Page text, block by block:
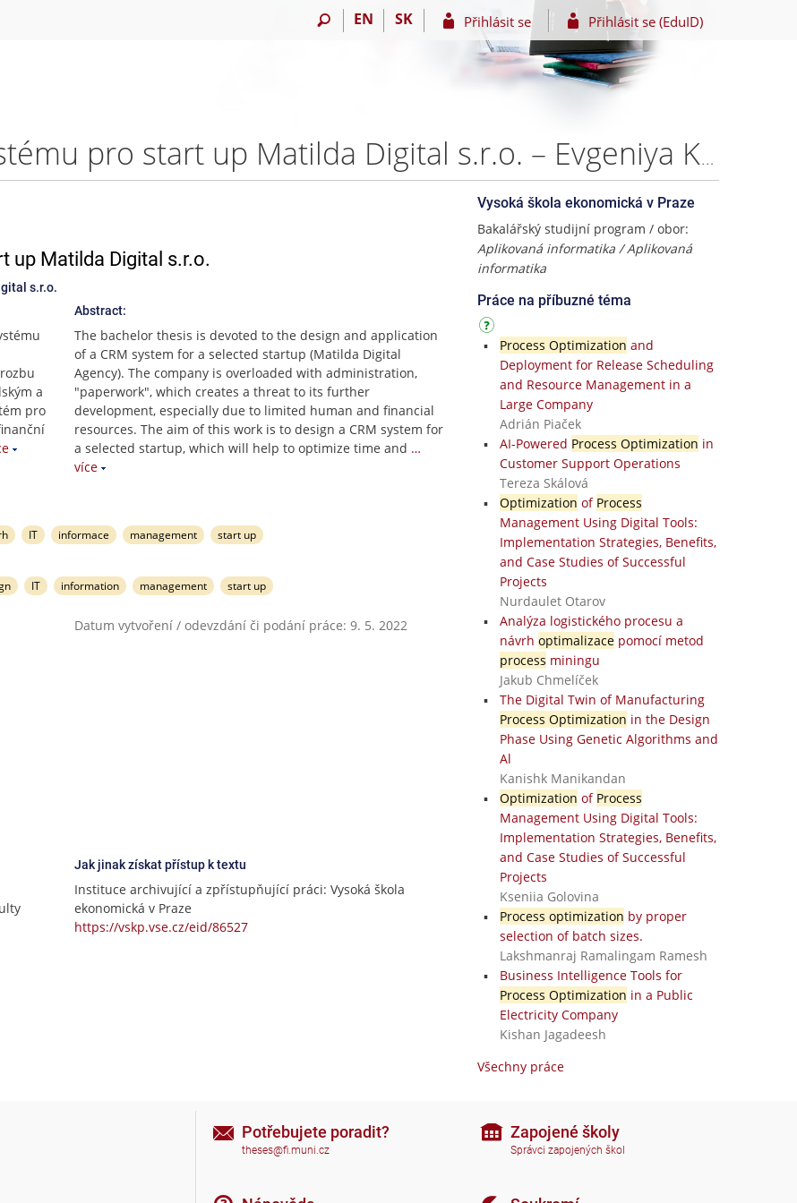
EN SK Přihlásit se Přihlásit se (EduID)
Analýza a návrh CRM systému pro start up Matilda Digital s.r.o. – Evgeniya Kudryashova
up Matilda Digital s.r.o.
s.r.o.
a
pro
Abstract:
The bachelor thesis is devoted to the design and application
of a CRM system for a selected startup (Matilda Digital
Agency). The company is overloaded with administration,
"paperwork", which creates a threat to its further
development, especially due to limited human and financial
resources. The aim of this work is to design a CRM system for
a selected startup, which will help to optimize time and …
více
IT informace management start up
IT information management start up
Datum vytvoření / odevzdání či podání práce: 9. 5. 2022
Jak jinak získat přístup k textu
Instituce archivující a zpřístupňující práci: Vysoká škola
ekonomická v Praze
https://vskp.vse.cz/eid/86527
Vysoká škola ekonomická v Praze
Bakalářský studijní program / obor:
Aplikovaná informatika / Aplikovaná
informatika
Práce na příbuzné téma
Process Optimization and
Deployment for Release Scheduling
and Resource Management in a
Large Company
Adrián Piaček
AI-Powered Process Optimization in
Customer Support Operations
Tereza Skálová
Optimization of Process
Management Using Digital Tools:
Implementation Strategies, Benefits,
and Case Studies of Successful
Projects
Nurdaulet Otarov
Analýza logistického procesu a
návrh optimalizacepomocí metod
process miningu
Jakub Chmelíček
The Digital Twin of Manufacturing
Process Optimization in the Design
Phase Using Genetic Algorithms and
Al
Kanishk Manikandan
Optimization of Process
Management Using Digital Tools:
Implementation Strategies, Benefits,
and Case Studies of Successful
Projects
Kseniia Golovina
Process optimization by proper
selection of batch sizes.
Lakshmanraj Ramalingam Ramesh
Business Intelligence Tools for
Process Optimization in a Public
Electricity Company
Kishan Jagadeesh
Všechny práce
Potřebujete poradit?
theses@fi.muni.cz
Zapojené školy
Správci zapojených škol